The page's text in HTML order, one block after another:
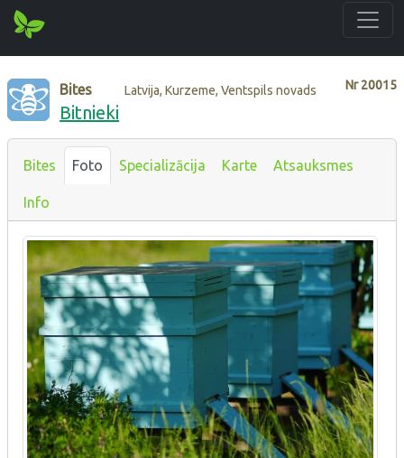
Nr20015
Bites Latvija, Kurzeme, Ventspils novads
Bitnieki
Bites Foto Specializācija Karte Atsauksmes
Info